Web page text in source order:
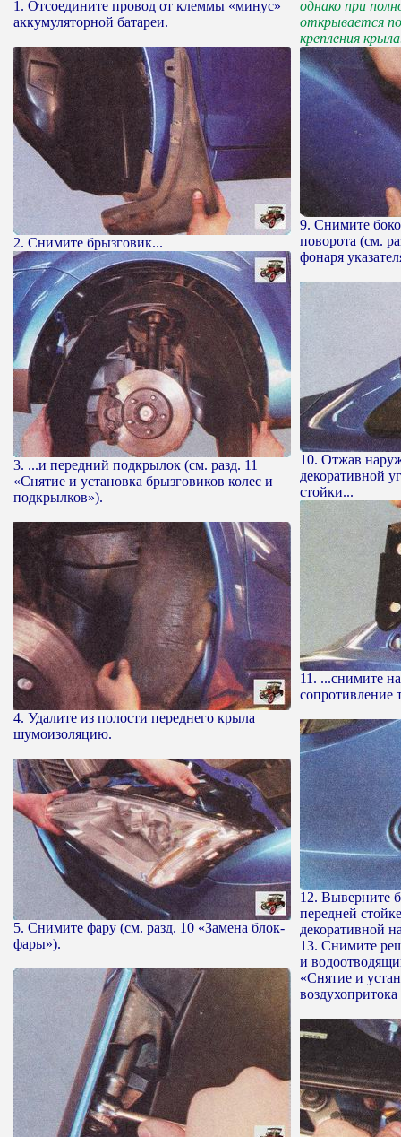
1. Отсоедините провод от клеммы «минус»
аккумуляторной батареи.
2. Снимите брызговик...
3. ...и передний подкрылок (см. разд. 11
«Снятие и установка брызговиков колес и
подкрылков»).
4. Удалите из полости переднего крыла
шумоизоляцию.
5. Снимите фару (см. разд. 10 «Замена блок-
фары»).
однако при
открывается
крепления
9. Снимите
поворота (см.
фонаря
10. Отжав
декоративной
стойки...
11. ...снимите
сопротивление
12. Выверните
передней
декоративной
13. Снимите
и
«Снятие и